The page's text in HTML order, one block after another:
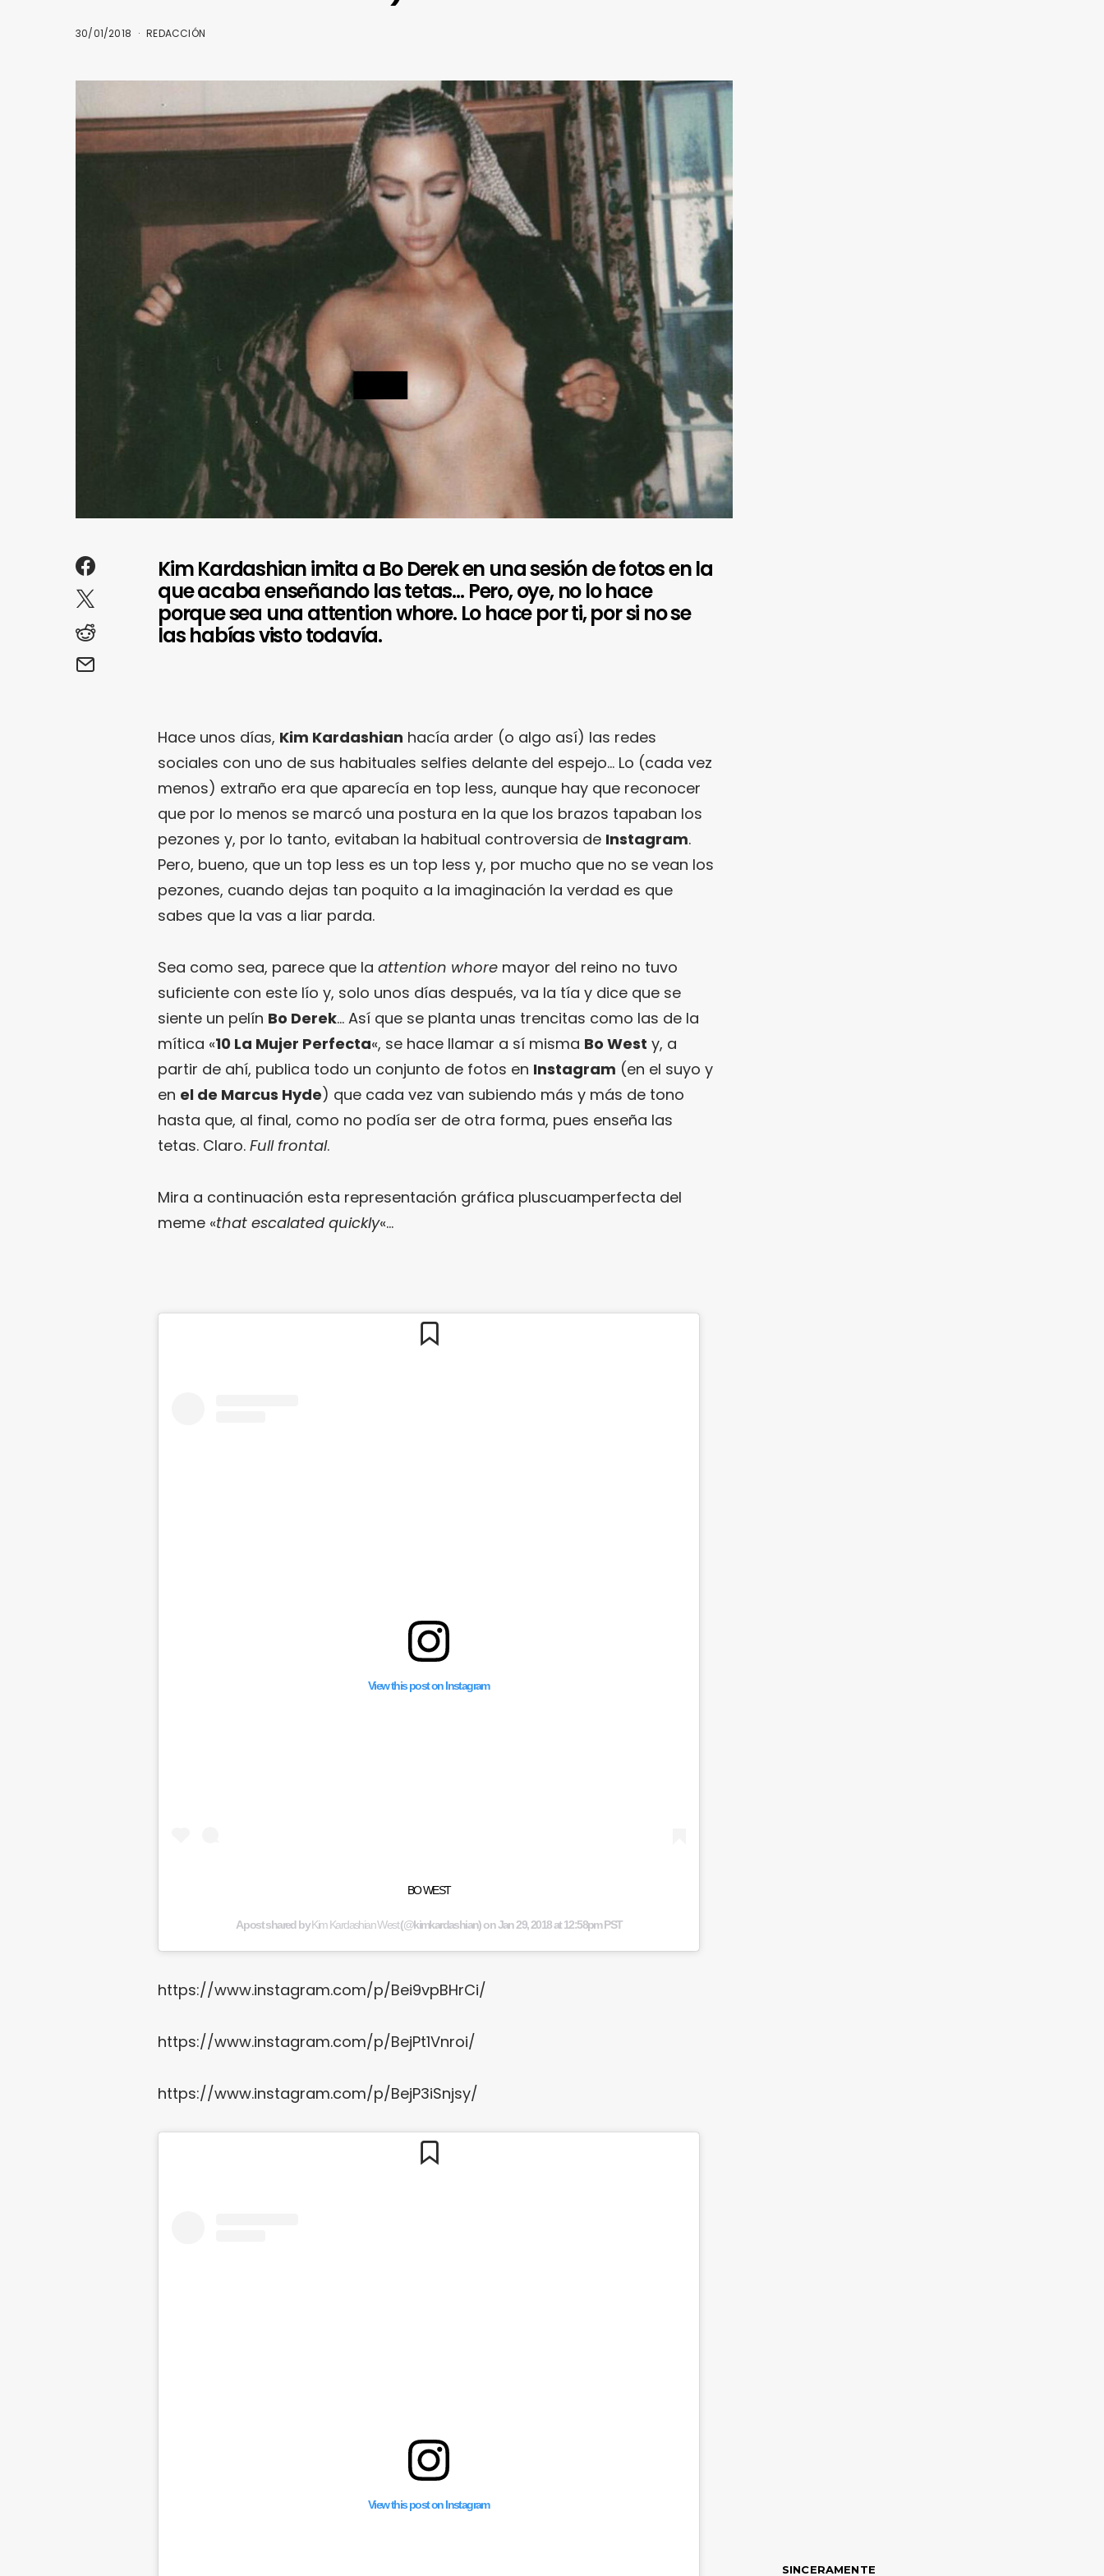
30/01/2018 REDACCIÓN
Kim Kardashian imita a Bo Derek en una sesión de fotos en la
que acaba enseñando las tetas… Pero, oye, no lo hace
porque sea una attention whore. Lo hace por ti, por si no se
las habías visto todavía.
Hace unos días, Kim Kardashian hacía arder (o algo así) las redes
sociales con uno de sus habituales selfies delante del espejo… Lo (cada vez
menos) extraño era que aparecía en top less, aunque hay que reconocer
que por lo menos se marcó una postura en la que los brazos tapaban los
pezones y, por lo tanto, evitaban la habitual controversia de Instagram.
Pero, bueno, que un top less es un top less y, por mucho que no se vean los
pezones, cuando dejas tan poquito a la imaginación la verdad es que
sabes que la vas a liar parda.
Sea como sea, parece que la attention whore mayor del reino no tuvo
suficiente con este lío y, solo unos días después, va la tía y dice que se
siente un pelín Bo Derek… Así que se planta unas trencitas como las de la
mítica «10 La Mujer Perfecta«, se hace llamar a sí misma Bo West y, a
partir de ahí, publica todo un conjunto de fotos en Instagram (en el suyo y
en el de Marcus Hyde) que cada vez van subiendo más y más de tono
hasta que, al final, como no podía ser de otra forma, pues enseña las
tetas. Claro. Full frontal.
Mira a continuación esta representación gráfica pluscuamperfecta del
meme «that escalated quickly«…
View this post on Instagram
BO WEST
A post shared byKim Kardashian West(@kimkardashian) onJan 29, 2018 at 12:58pm PST
https://www.instagram.com/p/Bei9vpBHrCi/
https://www.instagram.com/p/BejPt1Vnroi/
https://www.instagram.com/p/BejP3iSnjsy/
View this post on Instagram
SINCERAMENTE